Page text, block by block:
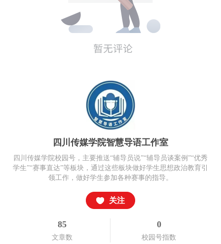
四川传媒学院智慧导语工作室
四川传媒学院校园号，主要推送“辅导员说”“辅导员谈案例”“优秀
学生”“赛事直达”等板块，通过这些板块做好学生思想政治教育引
领工作，做好学生参加各种赛事的指导。
关注
85
文章数
0
校园号指数